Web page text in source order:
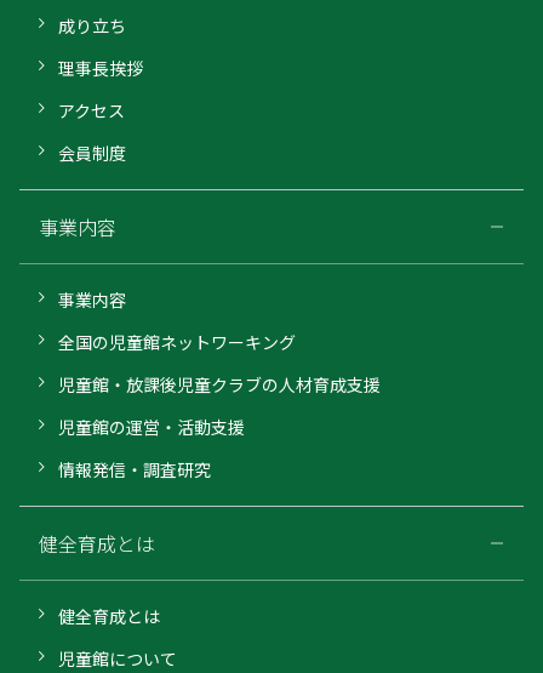
成り立ち
理事長挨拶
アクセス
会員制度
事業内容
事業内容
全国の児童館ネットワーキング
児童館・放課後児童クラブの人材育成支援
児童館の運営・活動支援
情報発信・調査研究
健全育成とは
健全育成とは
児童館について